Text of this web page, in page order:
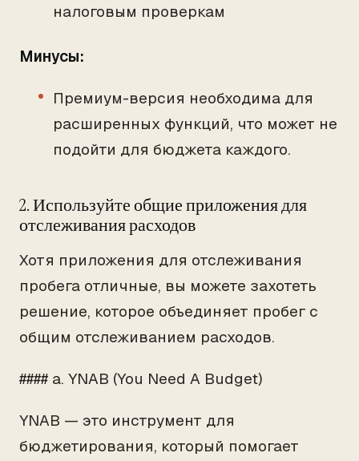
налоговым проверкам
Минусы:
Премиум-версия необходима для
расширенных функций, что может не
подойти для бюджета каждого.
2. Используйте общие приложения для
отслеживания расходов
Хотя приложения для отслеживания
пробега отличные, вы можете захотеть
решение, которое объединяет пробег с
общим отслеживанием расходов.
#### a. YNAB (You Need A Budget)
YNAB — это инструмент для
бюджетирования, который помогает